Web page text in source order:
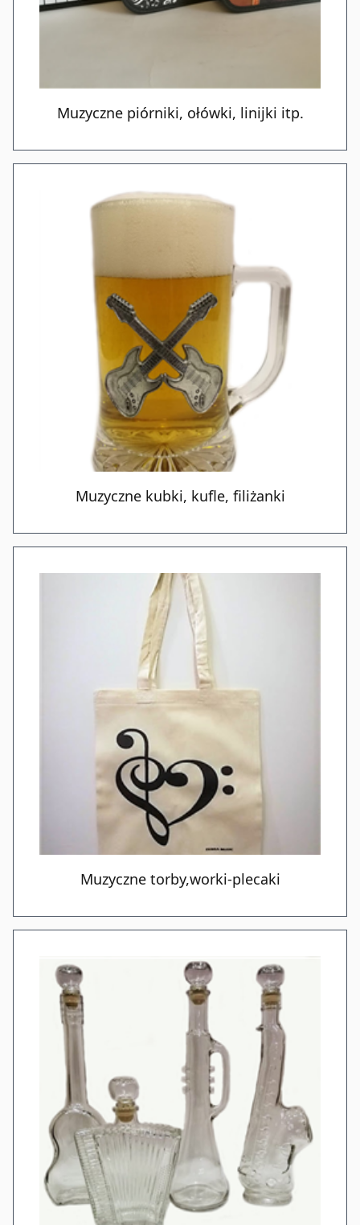
Muzyczne piórniki, ołówki, linijki itp.
Muzyczne kubki, kufle, filiżanki
Muzyczne torby,worki-plecaki